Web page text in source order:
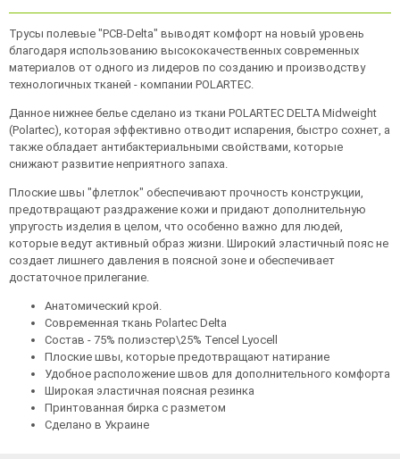
Трусы полевые "PCB-Delta" выводят комфорт на новый уровень
благодаря использованию высококачественных современных
материалов от одного из лидеров по созданию и производству
технологичных тканей - компании POLARTEC.
Данное нижнее белье сделано из ткани POLARTEC DELTA Midweight
(Polartec), которая эффективно отводит испарения, быстро сохнет, а
также обладает антибактериальными свойствами, которые
снижают развитие неприятного запаха.
Плоские швы "флетлок" обеспечивают прочность конструкции,
предотвращают раздражение кожи и придают дополнительную
упругость изделия в целом, что особенно важно для людей,
которые ведут активный образ жизни. Широкий эластичный пояс не
создает лишнего давления в поясной зоне и обеспечивает
достаточное прилегание.
Анатомический крой.
Современная ткань Polartec Delta
Состав - 75% полиэстер\25% Tencel Lyocell
Плоские швы, которые предотвращают натирание
Удобное расположение швов для дополнительного комфорта
Широкая эластичная поясная резинка
Принтованная бирка с разметом
Сделано в Украине